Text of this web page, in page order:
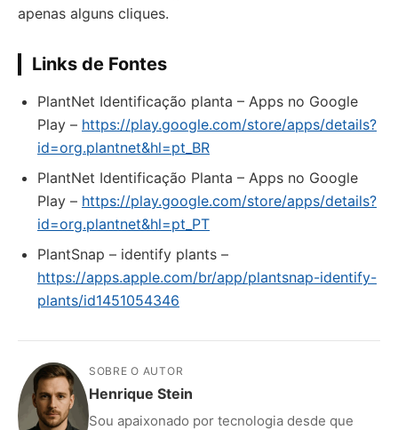
apenas alguns cliques.
Links de Fontes
PlantNet Identificação planta – Apps no Google
Play – https://play.google.com/store/apps/details?
id=org.plantnet&hl=pt_BR
PlantNet Identificação Planta – Apps no Google
Play – https://play.google.com/store/apps/details?
id=org.plantnet&hl=pt_PT
‎PlantSnap – identify plants –
https://apps.apple.com/br/app/plantsnap-identify-
plants/id1451054346
SOBRE O AUTOR
Henrique Stein
Sou apaixonado por tecnologia desde que